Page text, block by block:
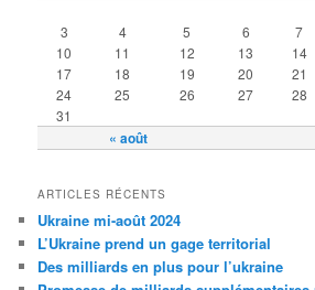
« août
3
4 5 6 7
10
11 12 13 14
17
18 19 20 21
24
25 26 27 28
31
ARTICLES RÉCENTS
Ukraine mi-août 2024
L’Ukraine prend un gage territorial
Des milliards en plus pour l’ukraine